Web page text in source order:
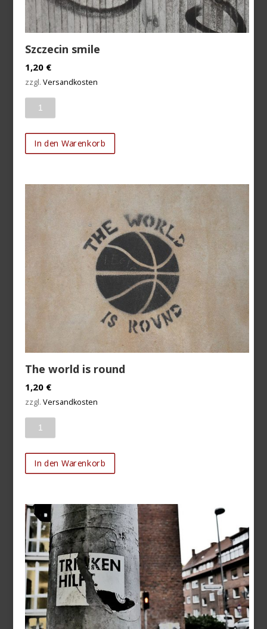
Szczecin smile
1,20 €
zzgl.Versandkosten
In den Warenkorb
The world is round
1,20 €
zzgl.Versandkosten
In den Warenkorb